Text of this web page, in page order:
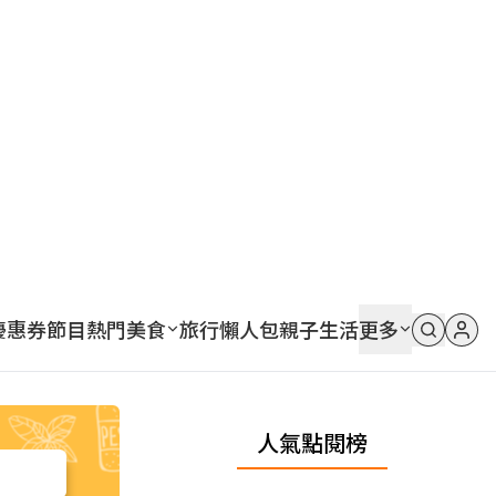
惠券節目熱門美食 旅行懶人包親子生活更多
人氣點閱榜